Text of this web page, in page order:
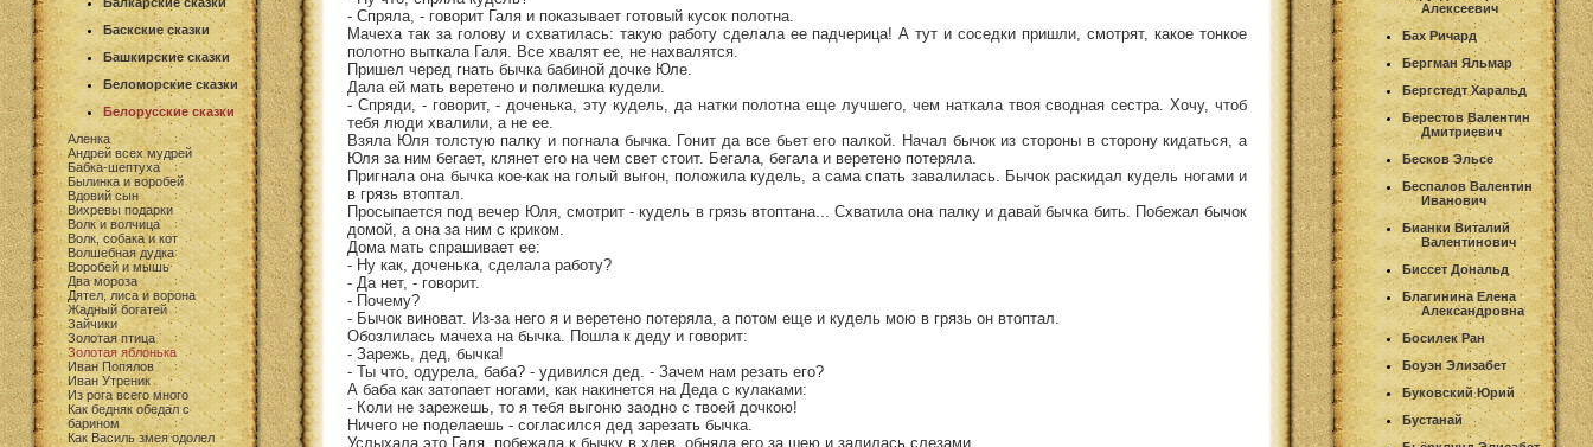
Баскские сказки
Башкирские сказки
Беломорские сказки
Белорусские сказки
Аленка
Андрей всех мудрей
Бабка-шептуха
Былинка и воробей
Вдовий сын
Вихревы подарки
Волк и волчица
Волк, собака и кот
Волшебная дудка
Воробей и мышь
Два мороза
Дятел, лиса и ворона
Жадный богатей
Зайчики
Золотая птица
Золотая яблонька
Иван Попялов
Иван Утреник
Из рога всего много
Как бедняк обедал с
барином
Как Василь змея одолел
- Спряла, - говорит Галя и показывает готовый кусок полотна.
Мачеха так за голову и схватилась: такую работу сделала ее падчерица! А тут и соседки пришли, смотрят, какое тонкое
полотно выткала Галя. Все хвалят ее, не нахвалятся.
Пришел черед гнать бычка бабиной дочке Юле.
Дала ей мать веретено и полмешка кудели.
- Спряди, - говорит, - доченька, эту кудель, да натки полотна еще лучшего, чем наткала твоя сводная сестра. Хочу, чтоб
тебя люди хвалили, а не ее.
Взяла Юля толстую палку и погнала бычка. Гонит да все бьет его палкой. Начал бычок из стороны в сторону кидаться, а
Юля за ним бегает, клянет его на чем свет стоит. Бегала, бегала и веретено потеряла.
Пригнала она бычка кое-как на голый выгон, положила кудель, а сама спать завалилась. Бычок раскидал кудель ногами и
в грязь втоптал.
Просыпается под вечер Юля, смотрит - кудель в грязь втоптана... Схватила она палку и давай бычка бить. Побежал бычок
домой, а она за ним с криком.
Дома мать спрашивает ее:
- Ну как, доченька, сделала работу?
- Да нет, - говорит.
- Почему?
- Бычок виноват. Из-за него я и веретено потеряла, а потом еще и кудель мою в грязь он втоптал.
Обозлилась мачеха на бычка. Пошла к деду и говорит:
- Зарежь, дед, бычка!
- Ты что, одурела, баба? - удивился дед. - Зачем нам резать его?
А баба как затопает ногами, как накинется на Деда с кулаками:
- Коли не зарежешь, то я тебя выгоню заодно с твоей дочкою!
Ничего не поделаешь - согласился дед зарезать бычка.
Услыхала это Галя, побежала к бычку в хлев, обняла его за шею и залилась слезами.
Алексеевич
Бах Ричард
Бергман Яльмар
Бергстедт Харальд
Берестов Валентин
Дмитриевич
Бесков Эльсе
Беспалов Валентин
Иванович
Бианки Виталий
Валентинович
Биссет Дональд
Благинина Елена
Александровна
Босилек Ран
Боуэн Элизабет
Буковский Юрий
Бустанай